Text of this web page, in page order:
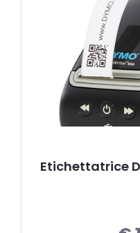
Etichettatrice